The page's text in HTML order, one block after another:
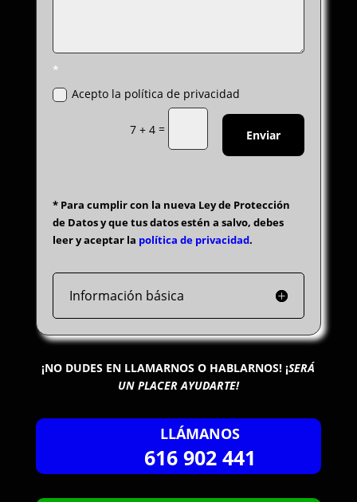
*
Acepto la política de privacidad
7 + 4 = Enviar
* Para cumplir con la nueva Ley de Protección
de Datos y que tus datos estén a salvo, debes
leer y aceptar la política de privacidad.
Información básica
¡NO DUDES EN LLAMARNOS O HABLARNOS!¡SERÁ
UN PLACER AYUDARTE!
LLÁMANOS
616 902 441